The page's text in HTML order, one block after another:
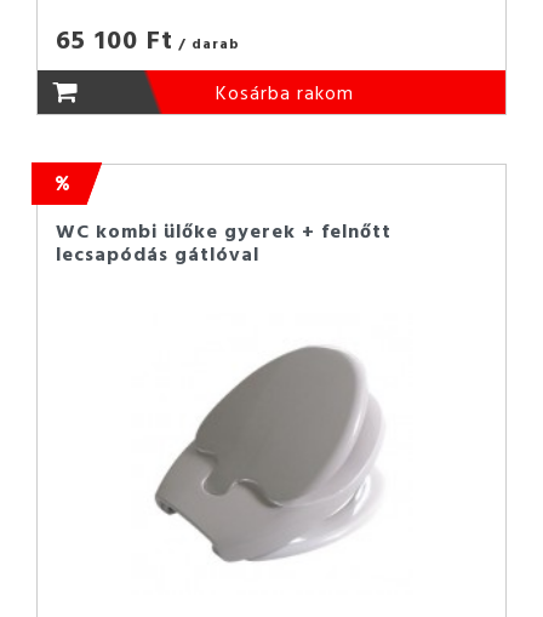
65 100 Ft / darab
Kosárba rakom
WC kombi ülőke gyerek + felnőtt
lecsapódás gátlóval